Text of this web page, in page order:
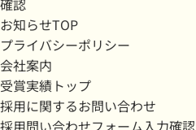
確認
お知らせTOP
プライバシーポリシー
会社案内
受賞実績トップ
採用に関するお問い合わせ
採用問い合わせフォーム入力確認